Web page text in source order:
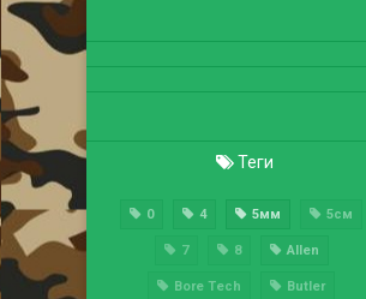
Теги
0 4 5мм 5см
7 8 Allen
Bore Tech Butler